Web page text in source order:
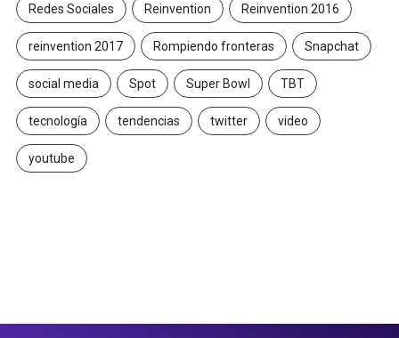
Redes Sociales Reinvention Reinvention 2016
reinvention 2017 Rompiendo fronteras Snapchat
social media Spot Super Bowl TBT
tecnología tendencias twitter video
youtube